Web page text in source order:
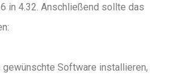
in 4.32. Anschließend sollte das
gewünschte Software installieren,